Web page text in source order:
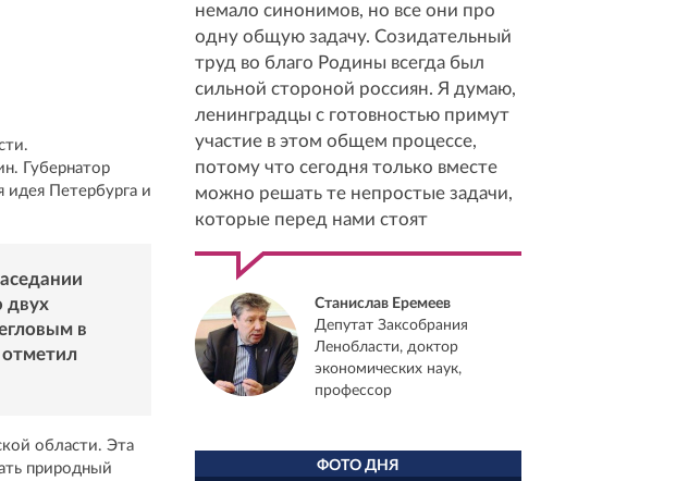
Губернатор
идея Петербурга и
двух
в
области. Эта
природный
немало синонимов, но все они про
одну общую задачу. Созидательный
труд во благо Родины всегда был
сильной стороной россиян. Я думаю,
ленинградцы с готовностью примут
участие в этом общем процессе,
потому что сегодня только вместе
можно решать те непростые задачи,
которые перед нами стоят
Станислав Еремеев
Депутат Заксобрания
Ленобласти, доктор
экономических наук,
профессор
ФОТО ДНЯ